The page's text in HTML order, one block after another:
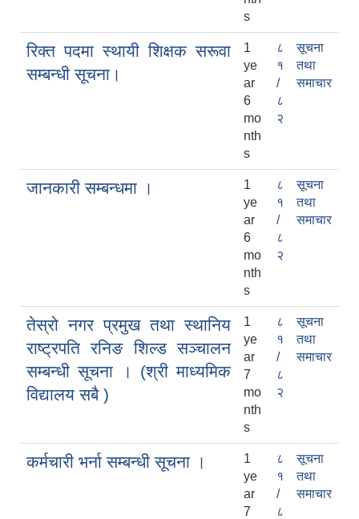
s
रिक्त पदमा स्थायी शिक्षक सरूवा
सम्बन्धी सूचना।
1
ye
ar
6
mo
nth
s
८
१
/
८
२
सूचना
तथा
समाचार
जानकारी सम्बन्धमा ।
1
ye
ar
6
mo
nth
s
८
१
/
८
२
सूचना
तथा
समाचार
तेस्रो नगर प्रमुख तथा स्थानिय
राष्ट्रपति रनिङ शिल्ड सञ्चालन
सम्बन्धी सूचना । (श्री माध्यमिक
विद्यालय सबै )
1
ye
ar
7
mo
nth
s
८
१
/
८
२
सूचना
तथा
समाचार
कर्मचारी भर्ना सम्बन्धी सूचना ।
1
ye
ar
7
८
१
/
८
सूचना
तथा
समाचार